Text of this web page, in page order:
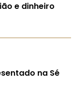
e dinheiro
na Sé